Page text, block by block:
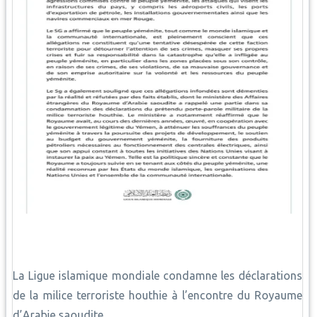
La Ligue islamique mondiale condamne les déclarations
de la milice terroriste houthie à l’encontre du Royaume